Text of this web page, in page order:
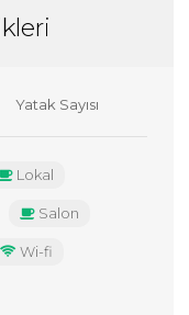
Yatak Sayısı
Lokal
Salon
Wi-fi